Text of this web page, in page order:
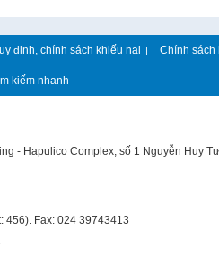
định, chính sách khiếu nại | Chính sách
kiếm nhanh
- Hapulico Complex, số 1 Nguyễn Huy
456). Fax: 024 39743413